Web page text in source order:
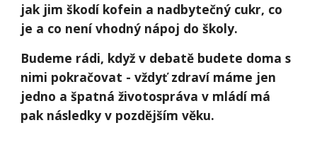
jak jim škodí kofein a nadbytečný cukr, co
je a co není vhodný nápoj do školy.
Budeme rádi, když v debatě budete doma s
nimi pokračovat - vždyť zdraví máme jen
jedno a špatná životospráva v mládí má
pak následky v pozdějším věku.